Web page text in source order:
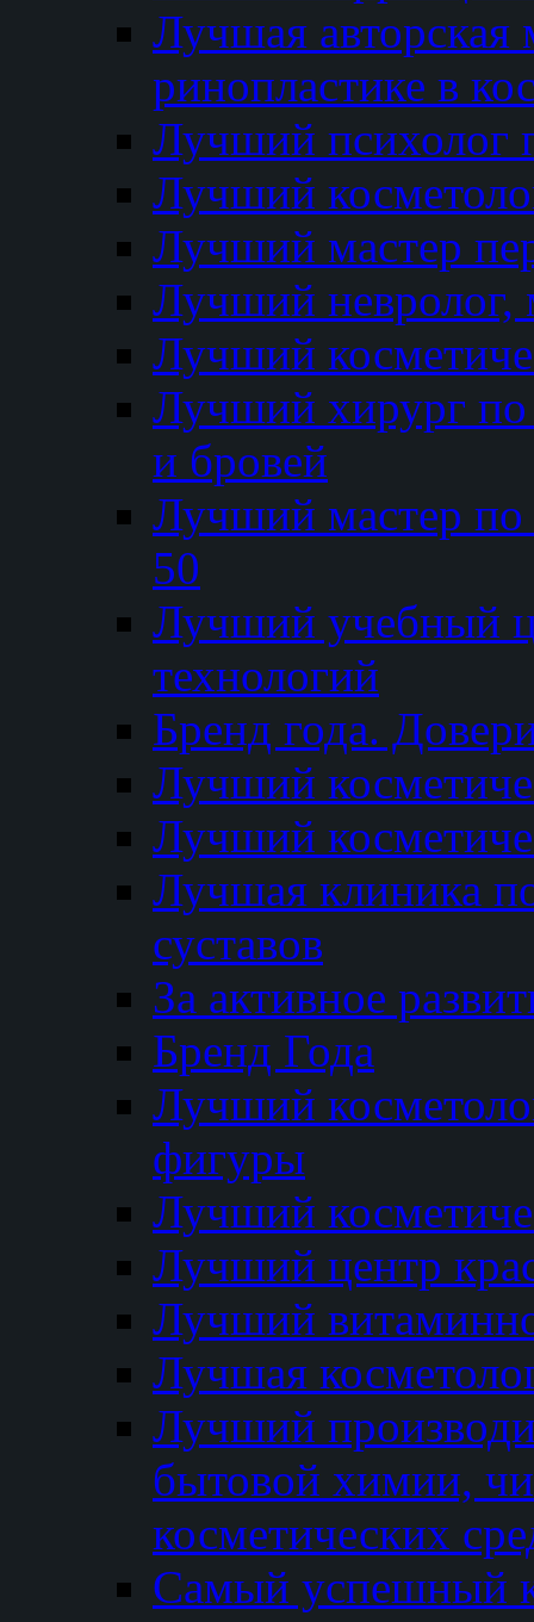
Лучшая авторская
ринопластике в
Лучший психолог
Лучший
Лучший мастер
Лучший невролог,
Лучший
Лучший хирург по
и бровей
Лучший мастер
50
Лучший
технологий
Бренд года.
Лучший
Лучший
Лучшая клиника
суставов
За активное
Бренд Года
Лучший
фигуры
Лучший
Лучший центр
Лучший
Лучшая
Лучший
бытовой химии,
косметических
Самый успешный